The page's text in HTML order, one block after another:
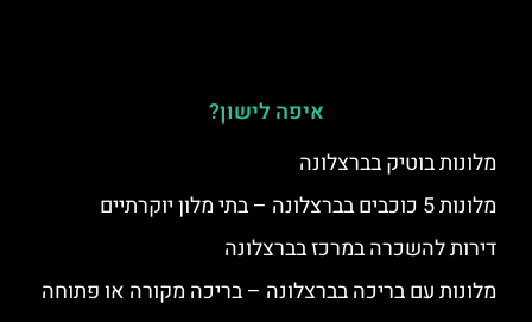
איפה לישון?
מלונות בוטיק בברצלונה
מלונות 5 כוכבים בברצלונה – בתי מלון יוקרתיים
דירות להשכרה במרכז בברצלונה
מלונות עם בריכה בברצלונה – בריכה מקורה או פתוחה